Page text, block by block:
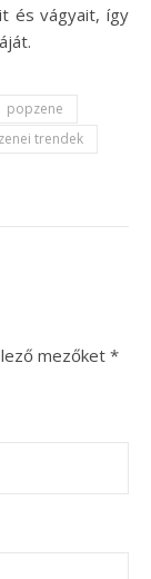
és vágyait, így
popzene
zenei trendek
mezőket *